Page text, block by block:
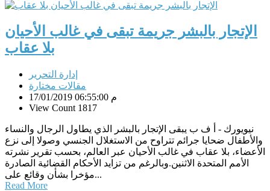
الإتجار بالبشر جريمة تبقى في غالب الأحيان
بلا عقاب
إدارة التحرير
مقالات مختارة
17/01/2019 06:55:00 م
View Count 1817
نيويورك - أ ف ب يبقى الإتجار بالبشر الذي يطاول الرجال والنساء
والأطفال ضحايا جرائم تتراوح من الاستغلال الجنسي وصولا إلى نزع
الأعضاء، بلا عقاب في غالب الأحيان عبر العالم، بحسب تقرير نشرته
الأمم المتحدة الاثنين.وبالرغم من تزايد الأحكام القضائية الصادرة
مؤخرا بشأن وقائع على...
Read More